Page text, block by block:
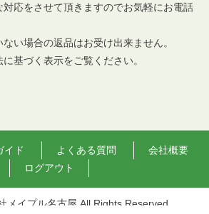
応をさせて頂きますのでお気軽にお電話
い場合の返品はお受け出来ません。
基づく表示をご覧ください。
イド よくある質問
会社概要
ログアウト
イプル名古屋 All Rights Reserved.